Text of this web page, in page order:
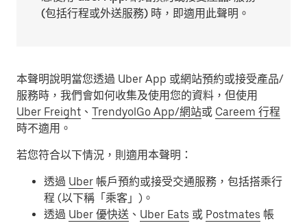
(包括行程或外送服務) 時，即適用此聲明。
本聲明說明當您透過 Uber App 或網站預約或接受產品/
服務時，我們會如何收集及使用您的資料，但使用
Uber Freight 、 TrendyolGo App/網站或 Careem 行程
時不適用。
若您符合以下情況，則適用本聲明：
透過 Uber 帳戶預約或接受交通服務，包括搭乘行
程 (以下稱「乘客」)。
透過 Uber 優快送 、 Uber Eats 或 Postmates 帳